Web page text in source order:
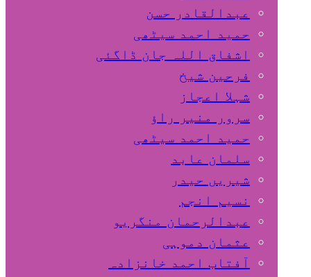
عبدالقادر حسن
حمید احمد سیٹھی
اشفاق اللہ جان ڈاگئی
فرحین شیخ
شہلا اعجاز
سرور منیر راؤ
حمید احمد سیٹھی
سلمان عابد
شیریں حیدر
نسیم انجم
عبدالرحمان منگریو
عثمان دموہی
آفتاب احمد خانزادہ